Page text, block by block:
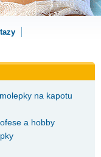
na kapotu
a hobby